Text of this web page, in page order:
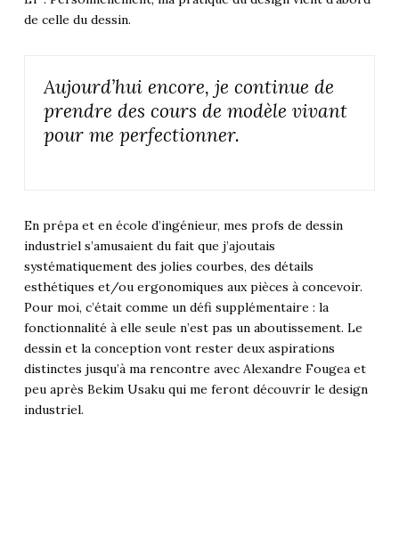
de celle du dessin.
Aujourd’hui encore, je continue de
prendre des cours de modèle vivant
pour me perfectionner.
En prépa et en école d’ingénieur, mes profs de dessin
industriel s’amusaient du fait que j’ajoutais
systématiquement des jolies courbes, des détails
esthétiques et/ou ergonomiques aux pièces à concevoir.
Pour moi, c’était comme un défi supplémentaire : la
fonctionnalité à elle seule n’est pas un aboutissement. Le
dessin et la conception vont rester deux aspirations
distinctes jusqu’à ma rencontre avec Alexandre Fougea et
peu après Bekim Usaku qui me feront découvrir le design
industriel.